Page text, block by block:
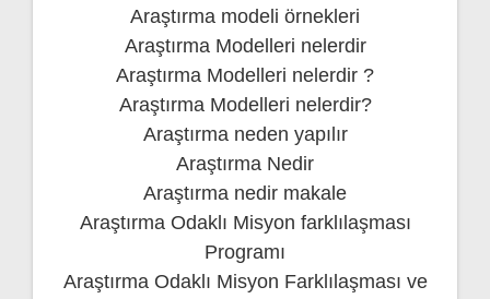
Araştırma modeli örnekleri
Araştırma Modelleri nelerdir
Araştırma Modelleri nelerdir ?
Araştırma Modelleri nelerdir?
Araştırma neden yapılır
Araştırma Nedir
Araştırma nedir makale
Araştırma Odaklı Misyon farklılaşması
Programı
Araştırma Odaklı Misyon Farklılaşması ve